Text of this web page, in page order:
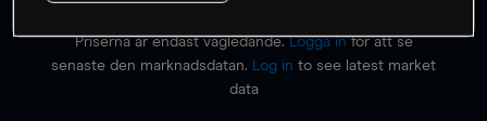
Priserna är endast vägledande.Logga inför att se
senaste den marknadsdatan.
Log in to see latest market
data